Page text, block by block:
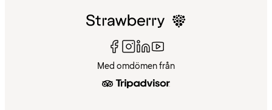
Med omdömen från